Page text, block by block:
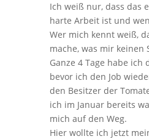
Ich weiß nur, dass das
harte Arbeit ist und
Wer mich kennt weiß,
mache, was mir keinen
Ganze 4 Tage habe ich
bevor ich den Job
den Besitzer der
ich im Januar bereits
mich auf den Weg.
Hier wollte ich jetzt